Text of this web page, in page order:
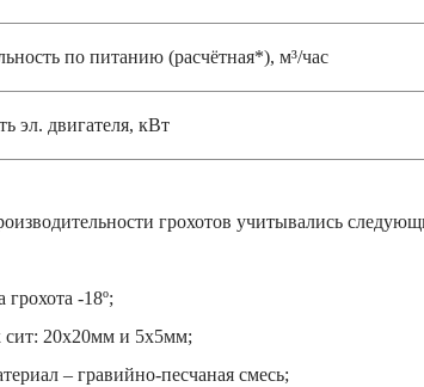
по питанию (расчётная*), м³/час
эл. двигателя, кВт
грохотов учитывались
грохота -18º;
сит: 20х20мм и 5х5мм;
– гравийно-песчаная смесь;